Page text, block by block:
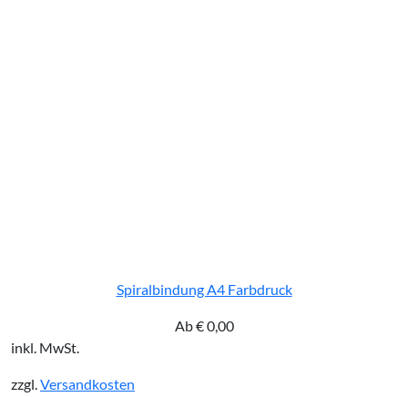
Spiralbindung A4 Farbdruck
Ab€0,00
inkl. MwSt.
zzgl. Versandkosten